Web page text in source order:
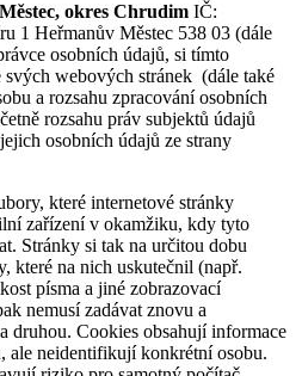
okres Chrudim IČ:
1 Heřmanův Městec 538 03 (dále
osobních údajů, si tímto
webových stránek (dále také
a rozsahu zpracování osobních
rozsahu práv subjektů údajů
osobních údajů ze strany
které internetové stránky
zařízení v okamžiku, kdy tyto
Stránky si tak na určitou dobu
které na nich uskutečnil (např.
písma a jiné zobrazovací
nemusí zadávat znovu a
druhou. Cookies obsahují informace
ale neidentifikují konkrétní osobu.